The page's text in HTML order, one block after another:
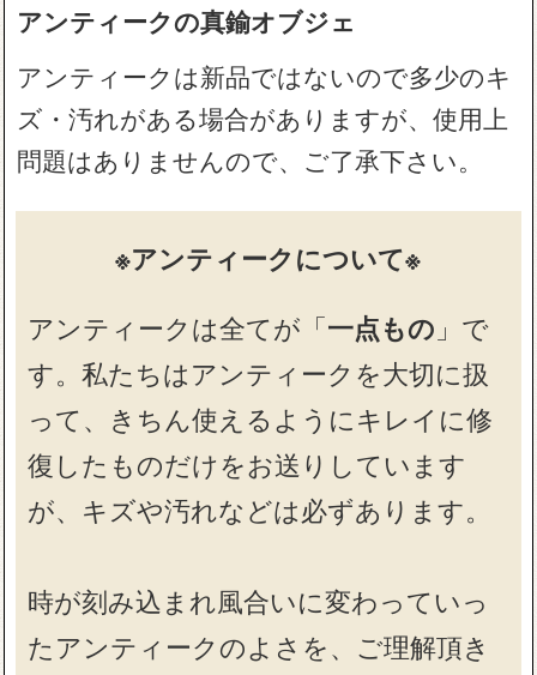
アンティークの真鍮オブジェ
アンティークは新品ではないので多少のキ
ズ・汚れがある場合がありますが、使用上
問題はありませんので、ご了承下さい。
※アンティークについて※
アンティークは全てが「一点もの 」で
す。私たちはアンティークを大切に扱
って、きちん使えるようにキレイに修
復したものだけをお送りしています
が、キズや汚れなどは必ずあります。
時が刻み込まれ風合いに変わっていっ
たアンティークのよさを、ご理解頂き